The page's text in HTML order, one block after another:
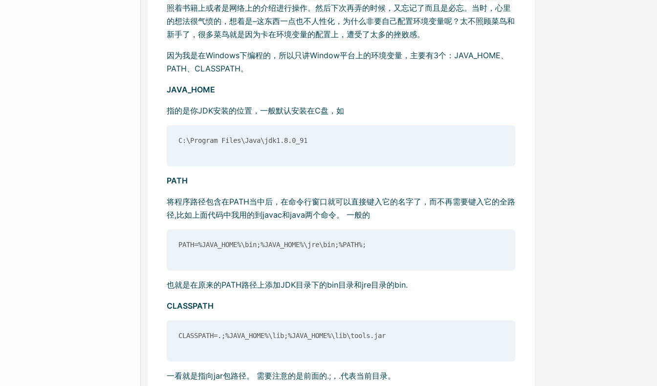
照着书籍上或者是网络上的介绍进行操作。然后下次再弄的时候，又忘记了而且是必忘。当时，心里
的想法很气愤的，想着是–这东西一点也不人性化，为什么非要自己配置环境变量呢？太不照顾菜鸟和
新手了，很多菜鸟就是因为卡在环境变量的配置上，遭受了太多的挫败感。
因为我是在Windows下编程的，所以只讲Window平台上的环境变量，主要有3个：JAVA_HOME、
PATH、CLASSPATH。
JAVA_HOME
指的是你JDK安装的位置，一般默认安装在C盘，如
PATH
将程序路径包含在PATH当中后，在命令行窗口就可以直接键入它的名字了，而不再需要键入它的全路
径,比如上面代码中我用的到javac和java两个命令。 一般的
也就是在原来的PATH路径上添加JDK目录下的bin目录和jre目录的bin.
CLASSPATH
CLASSPATH=.;%JAVA_HOME%\lib;%JAVA_HOME%\lib\tools.jar
一看就是指向jar包路径。 需要注意的是前面的.;，.代表当前目录。